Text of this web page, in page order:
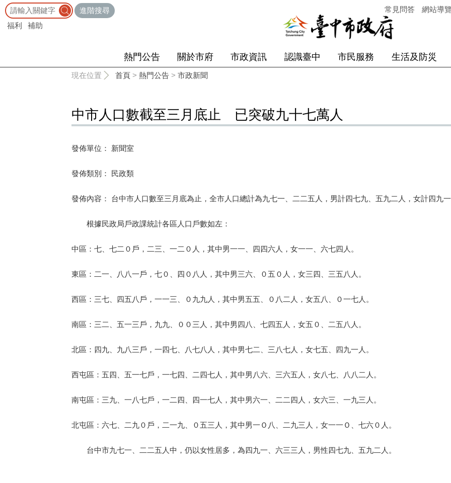
進階搜尋
福利
補助
常見問答 網站導
熱門公告 關於市府 市政資訊 認識臺中 市民服務 生活及防災
現在位置 首頁 > 熱門公告 > 市政新聞
中市人口數截至三月底止 已突破九十七萬人
發佈單位： 新聞室
發佈類別： 民政類
發佈內容： 台中市人口數至三月底為止，全市人口總計為九七一、二二五人，男計四七九、五九二人，女計四九
根據民政局戶政課統計各區人口戶數如左：
中區：七、七二０戶，二三、一二０人，其中男一一、四四六人，女一一、六七四人。
東區：二一、八八一戶，七０、四０八人，其中男三六、０五０人，女三四、三五八人。
西區：三七、四五八戶，一一三、０九九人，其中男五五、０八二人，女五八、０一七人。
南區：三二、五一三戶，九九、００三人，其中男四八、七四五人，女五０、二五八人。
北區：四九、九八三戶，一四七、八七八人，其中男七二、三八七人，女七五、四九一人。
西屯區：五四、五一七戶，一七四、二四七人，其中男八六、三六五人，女八七、八八二人。
南屯區：三九、一八七戶，一二四、四一七人，其中男六一、二二四人，女六三、一九三人。
北屯區：六七、二九０戶，二一九、０五三人，其中男一Ｏ八、二九三人，女一一Ｏ、七六０人。
台中市九七一、二二五人中，仍以女性居多，為四九一、六三三人，男性四七九、五九二人。